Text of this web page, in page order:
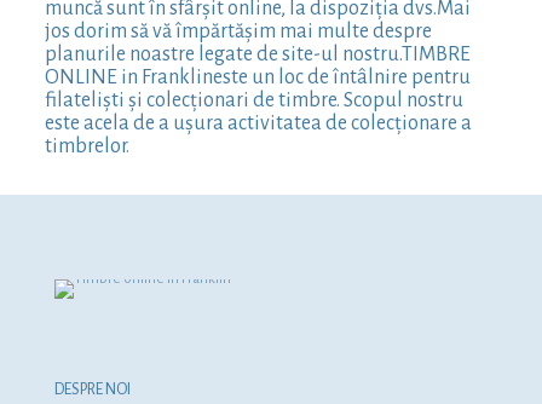
muncă sunt în sfârșit online, la dispoziția dvs.Mai
jos dorim să vă împărtășim mai multe despre
planurile noastre legate de site-ul nostru.TIMBRE
ONLINE in Franklineste un loc de întâlnire pentru
filateliști și colecționari de timbre. Scopul nostru
este acela de a ușura activitatea de colecționare a
timbrelor.
DESPRE NOI